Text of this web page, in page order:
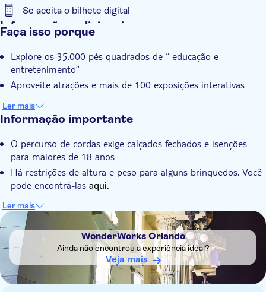
Se aceita o bilhete digital
Informações adicionais
Faça isso porque
Explore os 35.000 pés quadrados de “ educação e
entretenimento”
Aproveite atrações e mais de 100 exposições interativas
Ler mais
Informação importante
O percurso de cordas exige calçados fechados e isenções
para maiores de 18 anos
Há restrições de altura e peso para alguns brinquedos. Você
pode encontrá-las aqui.
Por favor, espere tempos de espera mais longos durante a
alta temporada ou condições climáticas adversas.
Aviso: esta atração inclui exposições com luzes piscantes e
movimento, que podem não ser adequadas para visitantes
com problemas cardíacos, diabetes, vertigem, convulsões ou
qualquer outro enjoo causado por luz/movimento.
Ler mais
DSA1WonderWorks Orlando
WonderWorks Orlando
Ainda não encontrou a experiência ideal?
Veja mais